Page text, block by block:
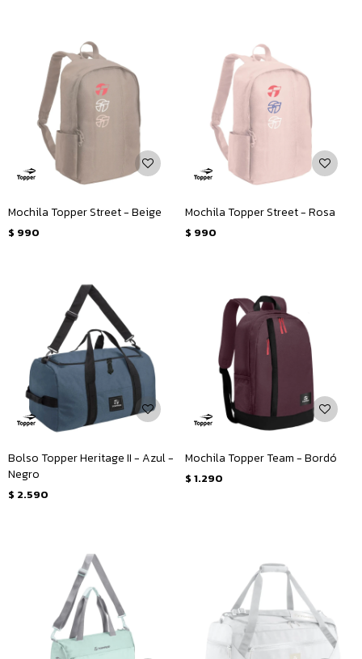
Mochila Topper Street - Beige
$ 990
Mochila Topper Street - Rosa
$ 990
Bolso Topper Heritage II - Azul -
Negro
$ 2.590
Mochila Topper Team - Bordó
$ 1.290